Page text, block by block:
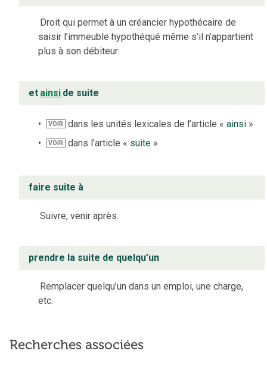
Droit qui permet à un créancier hypothécaire de
saisir l’immeuble hypothéqué même s’il n’appartient
plus à son débiteur.
et ainsi de suite
VOIR dans les unités lexicales de l’article «ainsi »
VOIR dans l’article « suite »
faire suite à
Suivre, venir après.
prendre la suite de quelqu’un
Remplacer quelqu’un dans un emploi, une charge,
etc.
Recherches associées